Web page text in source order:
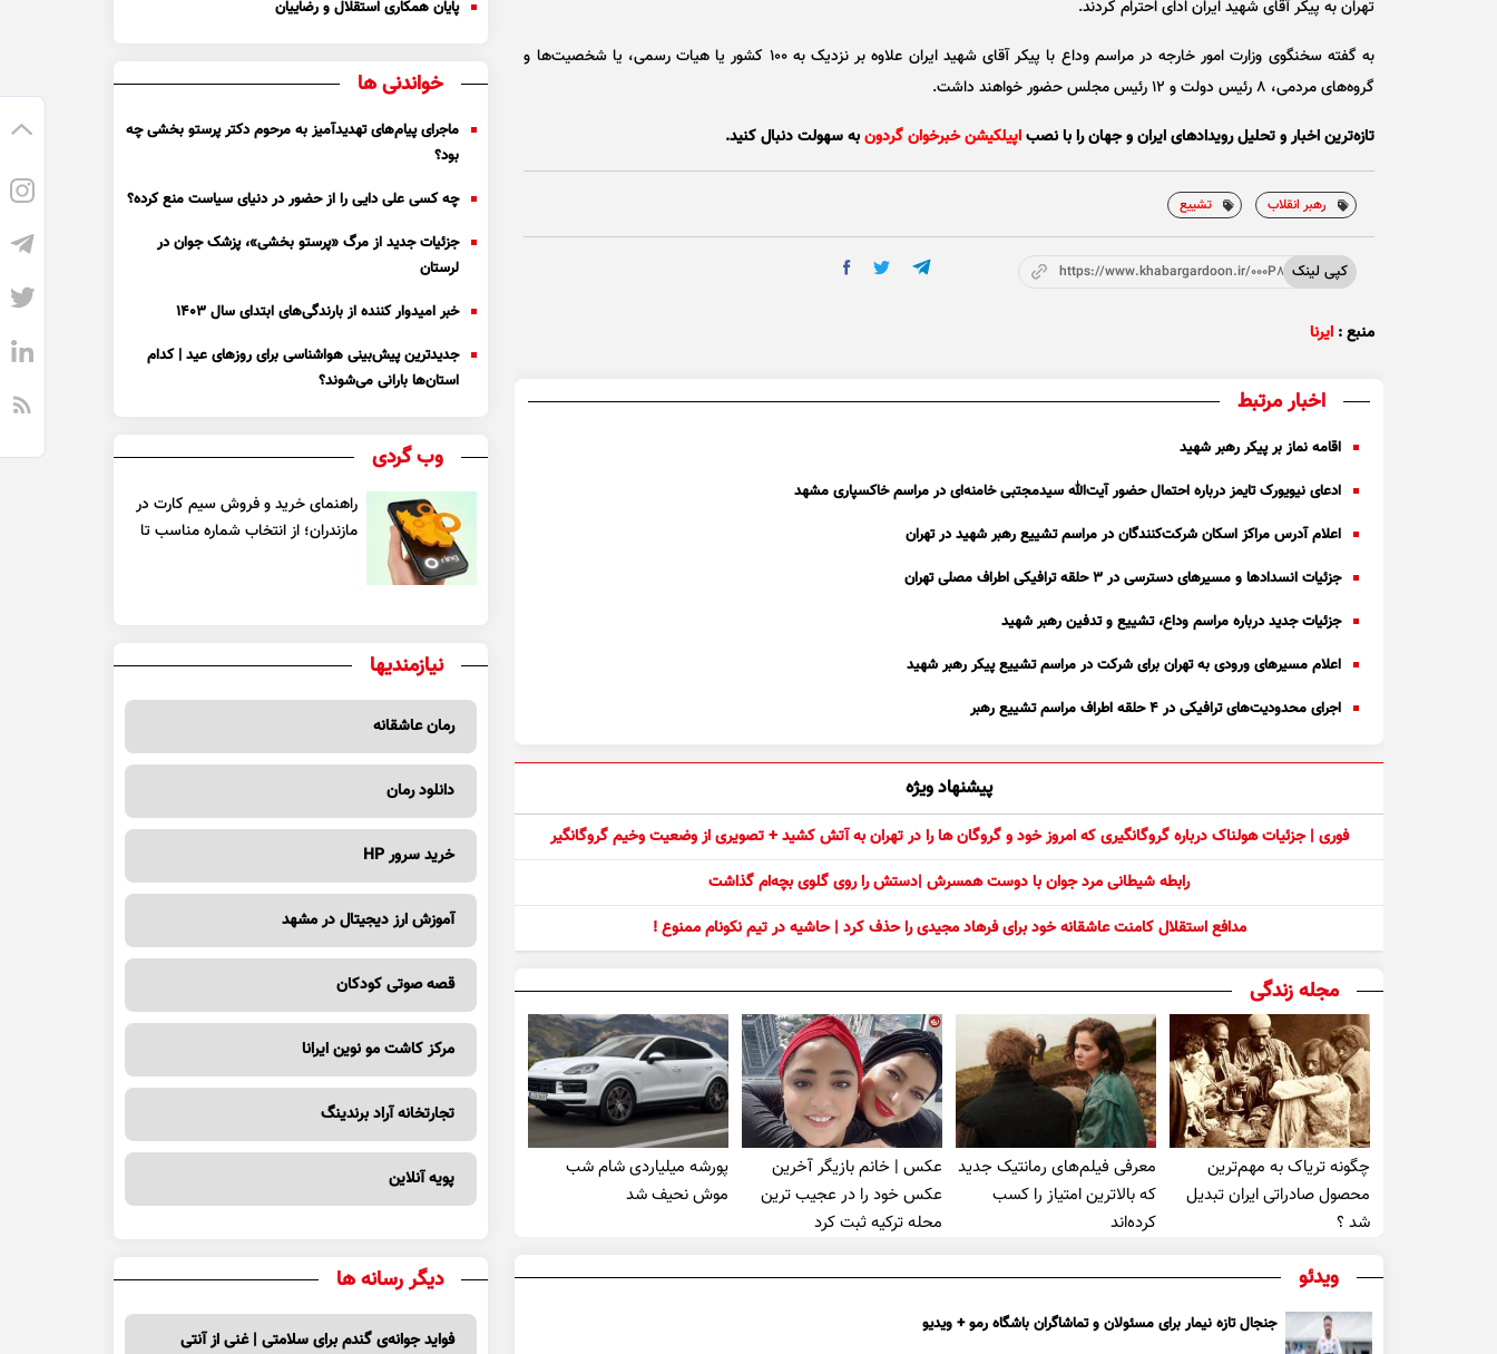
تهران به پیکر آقای شهید ایران ادای احترام کردند.
به گفته سخنگوی وزارت امور خارجه در مراسم وداع با پیکر آقای شهید ایران علاوه بر نزدیک به ۱۰۰ کشور یا هیات رسمی، یا شخصیت‌ها و
گروه‌های مردمی، ۸ رئیس دولت و ۱۲ رئیس مجلس حضور خواهند داشت.
تازه‌ترین اخبار و تحلیل‌ رویدادهای ایران و جهان را با نصباپیلکیشن خبرخوان گردونبه سهولت دنبال کنید.
رهبر انقلاب تشییع
کپی لینک https://www.khabargardoon.ir/000P8r
منبع : ایرنا
اخبار مرتبط
اقامه نماز بر پیکر رهبر شهید
ادعای نیویورک تایمز درباره احتمال حضور آیت‌الله سیدمجتبی خامنه‌ای در مراسم خاکسپاری مشهد
اعلام آدرس مراکز اسکان شرکت‌کنندگان در مراسم تشییع رهبر شهید در تهران
جزئیات انسداد‌ها و مسیر‌های دسترسی در ۳ حلقه ترافیکی اطراف مصلی تهران
جزئیات جدید درباره مراسم وداع، تشییع و تدفین رهبر شهید
اعلام مسیر‌های ورودی به تهران برای شرکت در مراسم تشییع پیکر رهبر شهید
اجرای محدودیت‌های ترافیکی در ۴ حلقه اطراف مراسم تشییع رهبر
پیشنهاد ویژه
فوری | جزئیات هولناک درباره گروگانگیری که امروز خود و گروگان ها را در تهران به آتش کشید + تصویری از وضعیت وخیم گروگانگیر
رابطه شیطانی مرد جوان با دوست همسرش |دستش را روی گلوی بچه‌ام گذاشت
مدافع استقلال کامنت عاشقانه خود برای فرهاد مجیدی را حذف کرد | حاشیه در تیم نکونام ممنوع !
مجله زندگی
چگونه تریاک به مهم‌ترین
محصول صادراتی ایران تبدیل
شد ؟
معرفی فیلم‌های رمانتیک جدید
که بالاترین امتیاز را کسب
کرده‌اند
عکس | خانم بازیگر آخرین
عکس خود را در عجیب ترین
محله ترکیه ثبت کرد
پورشه میلیاردی شام شب
موش‌ نحیف شد
ویدئو
جنجال تازه نیمار برای مسئولان و تماشاگران باشگاه رمو + ویدیو
پایان همکاری استقلال و رضاییان
خواندنی ها
ماجرای پیام‌های تهدیدآمیز به مرحوم دکتر پرستو بخشی چه
بود؟
چه کسی علی دایی را از حضور در دنیای سیاست منع کرده؟
جزئیات جدید از مرگ «پرستو بخشی»، پزشک جوان در
لرستان
خبر امیدوار کننده از بارندگی‌های ابتدای سال ۱۴۰۳
جدیدترین پیش‌بینی هواشناسی برای روزهای عید | کدام
استان‌ها بارانی می‌شوند؟
وب گردی
راهنمای خرید و فروش سیم کارت در
مازندران؛ از انتخاب شماره مناسب تا
نیازمندیها
رمان عاشقانه
دانلود رمان
خرید سرور HP
آموزش ارز دیجیتال در مشهد
قصه صوتی کودکان
مرکز کاشت مو نوین ایرانا
تجارتخانه آراد برندینگ
پویه آنلاین
دیگر رسانه ها
فواید جوانه‌ی گندم برای سلامتی | غنی از آنتی